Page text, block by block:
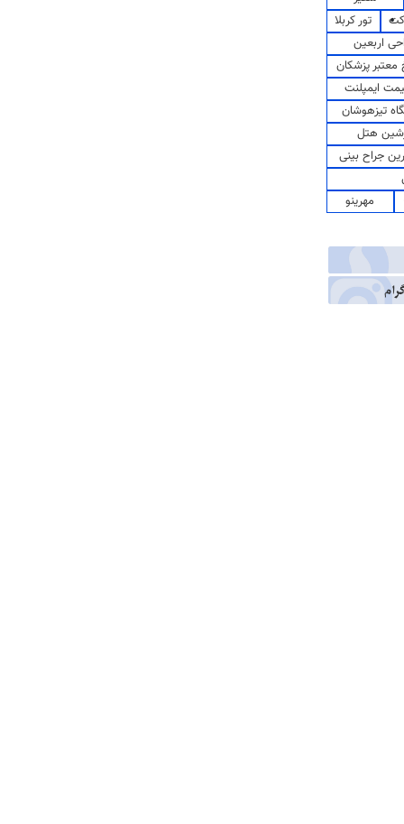
تور کربلا
اربعین
پزشکان
ایمپلنت
تیزهوشان
هتل
جراح بینی
مهرینو